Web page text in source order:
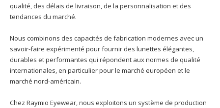
qualité, des délais de livraison, de la personnalisation et des
tendances du marché.
Nous combinons des capacités de fabrication modernes avec un
savoir-faire expérimenté pour fournir des lunettes élégantes,
durables et performantes qui répondent aux normes de qualité
internationales, en particulier pour le marché européen et le
marché nord-américain.
Chez Raymio Eyewear, nous exploitons un système de production